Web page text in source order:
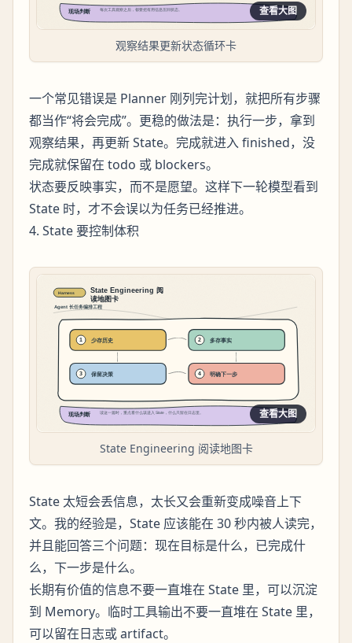
查看大图
观察结果更新状态循环卡
一个常见错误是 Planner 刚列完计划，就把所有步骤
都当作“将会完成”。更稳的做法是：执行一步，拿到
观察结果，再更新 State。完成就进入 finished，没
完成就保留在 todo 或 blockers。
状态要反映事实，而不是愿望。这样下一轮模型看到
State 时，才不会误以为任务已经推进。
4. State 要控制体积
查看大图
State Engineering 阅读地图卡
State 太短会丢信息，太长又会重新变成噪音上下
文。我的经验是，State 应该能在 30 秒内被人读完，
并且能回答三个问题：现在目标是什么，已完成什
么，下一步是什么。
长期有价值的信息不要一直堆在 State 里，可以沉淀
到 Memory。临时工具输出不要一直堆在 State 里，
可以留在日志或 artifact。